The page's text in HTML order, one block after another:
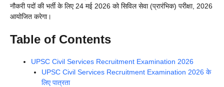
नौकरी पदों की भर्ती के लिए 24 मई 2026 को सिविल सेवा (प्रारंभिक) परीक्षा, 2026
आयोजित करेगा।
Table of Contents
UPSC Civil Services Recruitment Examination 2026
UPSC Civil Services Recruitment Examination 2026 के
लिए पात्रता